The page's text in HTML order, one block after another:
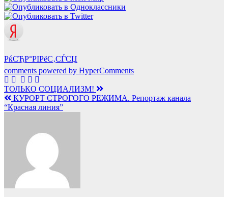
РќСЂР°РІРёС‚СЃСЏ
comments powered by HyperComments
Навигация
по
ТОЛЬКО СОЦИАЛИЗМ!
КУРОРТ СТРОГОГО РЕЖИМА. Репортаж канала
“Красная линия”